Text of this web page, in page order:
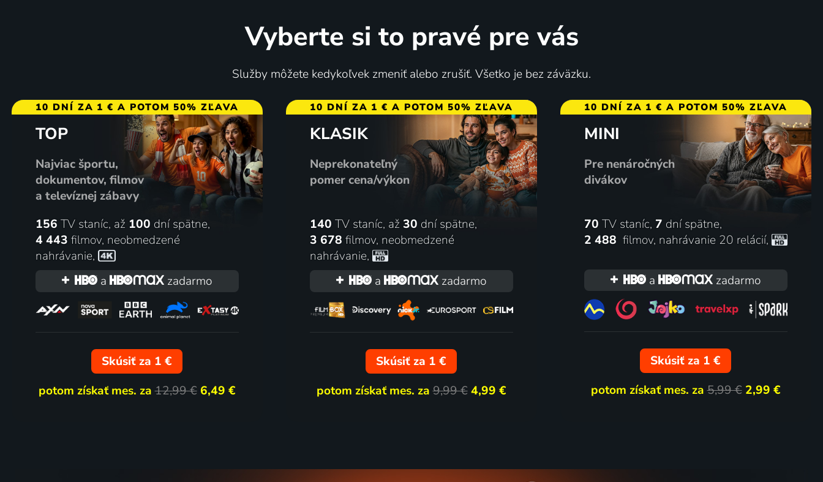
Vyberte si to pravé pre vás
Služby môžete kedykoľvek zmeniť alebo zrušiť. Všetko je bez záväzku.
10 DNÍ ZA 1 € A POTOM 50% ZĽAVA
TOP
Najviac športu,
dokumentov, filmov
a televíznej zábavy
156 TV staníc, až 100 dní spätne,
4 443 filmov, neobmedzené
nahrávanie,
a
zadarmo
Skúsiť za 1 €
potom získať mes. za12,99 € 6,49 €
10 DNÍ ZA 1 € A POTOM 50% ZĽAVA
KLASIK
Neprekonateľný
pomer cena/výkon
140 TV staníc, až 30 dní spätne,
3 678 filmov, neobmedzené
nahrávanie,
a
zadarmo
Skúsiť za 1 €
potom získať mes. za9,99 € 4,99 €
10 DNÍ ZA 1 € A POTOM 50% ZĽAVA
MINI
Pre nenáročných
divákov
70 TV staníc, 7 dní spätne,
2 488 filmov, nahrávanie 20 relácií,
a zadarmo
Skúsiť za 1 €
potom získať mes. za5,99 € 2,99 €